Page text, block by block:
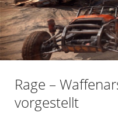
Rage –
vorgestellt